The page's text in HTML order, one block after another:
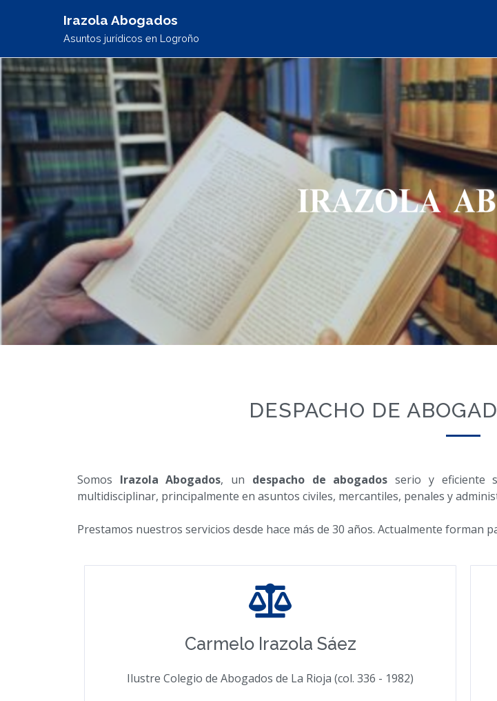
Irazola Abogados
Asuntos jurídicos en Logroño
DESPACHO DE
Somos Irazola Abogados, un despacho de abogados serio y eficiente
multidisciplinar, principalmente en asuntos civiles, mercantiles, penales y
Prestamos nuestros servicios desde hace más de 30 años. Actualmente forman
Carmelo Irazola Sáez
Ilustre Colegio de Abogados de La Rioja (col. 336 - 1982)